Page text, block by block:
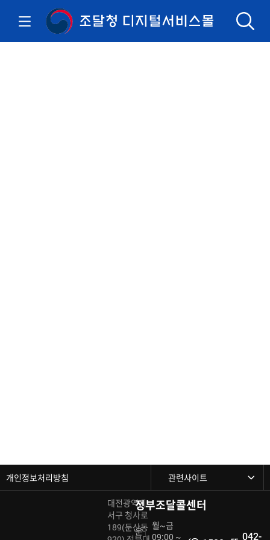
개인정보처리방침
대전광역시
서구 청사로
189(둔산동
정부조달콜센터
운
월~금
09:00 ~
042-